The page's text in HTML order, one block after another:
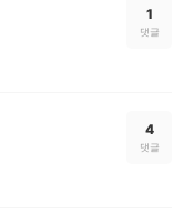
1
댓글
4
댓글